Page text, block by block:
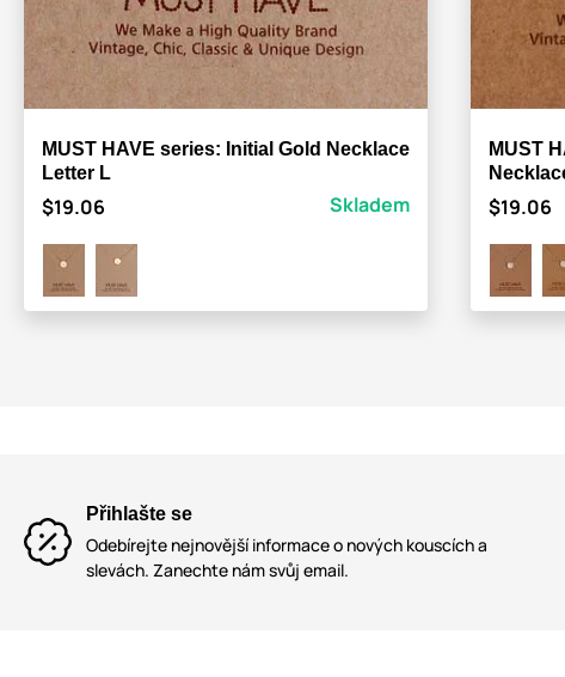
MUST HAVE series: Initial Gold Necklace
Letter L
$19.06 Skladem
MUST
$19.06
Přihlašte se
Odebírejte nejnovější informace o nových kouscích a
slevách. Zanechte nám svůj email.